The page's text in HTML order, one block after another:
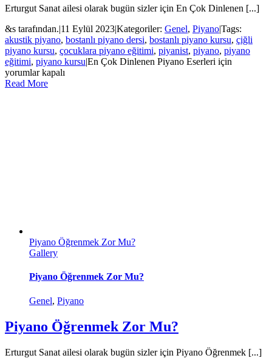
Erturgut Sanat ailesi olarak bugün sizler için En Çok Dinlenen [...]
&s tarafından.|11 Eylül 2023|Kategoriler: Genel, Piyano|Tags:
akustik piyano, bostanlı piyano dersi, bostanlı piyano kursu, çiğli
piyano kursu, çocuklara piyano eğitimi, piyanist, piyano, piyano
eğitimi, piyano kursu|En Çok Dinlenen Piyano Eserleri için
yorumlar kapalı
Read More
Piyano Öğrenmek Zor Mu?
Gallery
Piyano Öğrenmek Zor Mu?
Genel, Piyano
Piyano Öğrenmek Zor Mu?
Erturgut Sanat ailesi olarak bugün sizler için Piyano Öğrenmek [...]